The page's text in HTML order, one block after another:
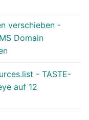
verschieben -
MS Domain
- TASTE-
auf 12